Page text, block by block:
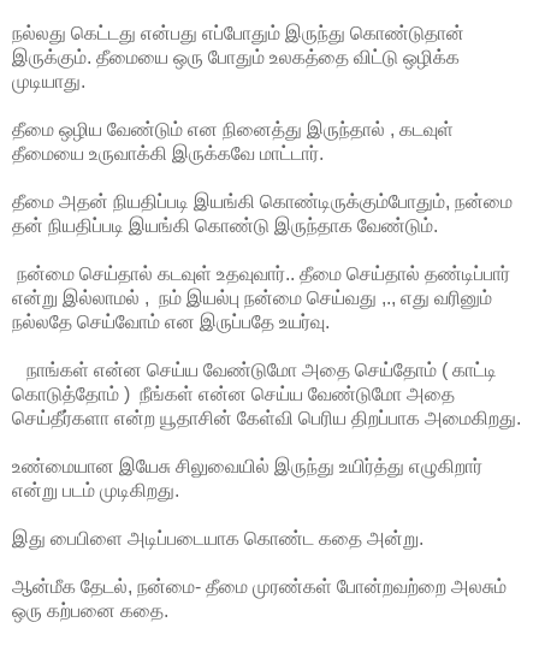
நல்லது கெட்டது என்பது எப்போதும் இருந்து கொண்டுதான்
இருக்கும். தீமையை ஒரு போதும் உலகத்தை விட்டு ஒழிக்க
முடியாது.
தீமை ஒழிய வேண்டும் என நினைத்து இருந்தால் , கடவுள்
தீமையை உருவாக்கி இருக்கவே மாட்டார்.
தீமை அதன் நியதிப்படி இயங்கி கொண்டிருக்கும்போதும், நன்மை
தன் நியதிப்படி இயங்கி கொண்டு இருந்தாக வேண்டும்.
நன்மை செய்தால் கடவுள் உதவுவார்.. தீமை செய்தால் தண்டிப்பார்
என்று இல்லாமல் , நம் இயல்பு நன்மை செய்வது ,., எது வரினும்
நல்லதே செய்வோம் என இருப்பதே உயர்வு.
நாங்கள் என்ன செய்ய வேண்டுமோ அதை செய்தோம் ( காட்டி
கொடுத்தோம் ) நீங்கள் என்ன செய்ய வேண்டுமோ அதை
செய்தீர்களா என்ற யூதாசின் கேள்வி பெரிய திறப்பாக அமைகிறது.
உண்மையான இயேசு சிலுவையில் இருந்து உயிர்த்து எழுகிறார்
என்று படம் முடிகிறது.
இது பைபிளை அடிப்படையாக கொண்ட கதை அன்று.
ஆன்மீக தேடல், நன்மை- தீமை முரண்கள் போன்றவற்றை அலசும்
ஒரு கற்பனை கதை.